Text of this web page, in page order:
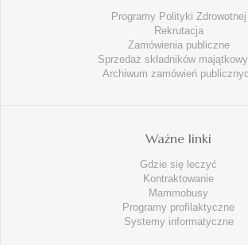
Programy Polityki Zdrowotnej
Rekrutacja
Zamówienia publiczne
Sprzedaż składników
Archiwum zamówień
Ważne linki
Gdzie się leczyć
Kontraktowanie
Mammobusy
Programy profilaktyczne
Systemy informatyczne